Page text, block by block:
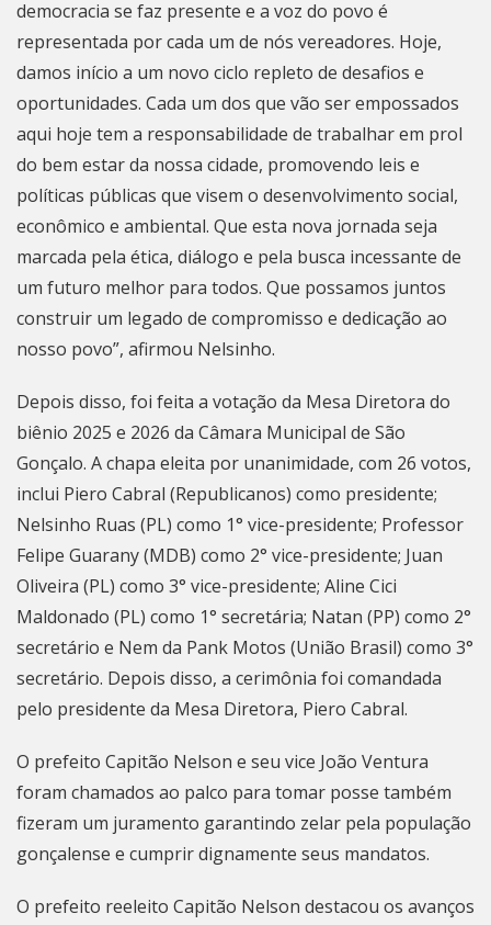
democracia se faz presente e a voz do povo é
representada por cada um de nós vereadores. Hoje,
damos início a um novo ciclo repleto de desafios e
oportunidades. Cada um dos que vão ser empossados
aqui hoje tem a responsabilidade de trabalhar em prol
do bem estar da nossa cidade, promovendo leis e
políticas públicas que visem o desenvolvimento social,
econômico e ambiental. Que esta nova jornada seja
marcada pela ética, diálogo e pela busca incessante de
um futuro melhor para todos. Que possamos juntos
construir um legado de compromisso e dedicação ao
nosso povo”, afirmou Nelsinho.
Depois disso, foi feita a votação da Mesa Diretora do
biênio 2025 e 2026 da Câmara Municipal de São
Gonçalo. A chapa eleita por unanimidade, com 26 votos,
inclui Piero Cabral (Republicanos) como presidente;
Nelsinho Ruas (PL) como 1° vice-presidente; Professor
Felipe Guarany (MDB) como 2° vice-presidente; Juan
Oliveira (PL) como 3° vice-presidente; Aline Cici
Maldonado (PL) como 1° secretária; Natan (PP) como 2°
secretário e Nem da Pank Motos (União Brasil) como 3°
secretário. Depois disso, a cerimônia foi comandada
pelo presidente da Mesa Diretora, Piero Cabral.
O prefeito Capitão Nelson e seu vice João Ventura
foram chamados ao palco para tomar posse também
fizeram um juramento garantindo zelar pela população
gonçalense e cumprir dignamente seus mandatos.
O prefeito reeleito Capitão Nelson destacou os avanços